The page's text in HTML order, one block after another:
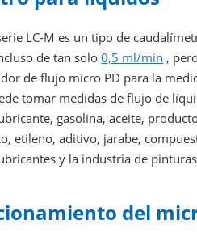
LC-M es un tipo de
de tan solo0,5 ml/min ,
de flujo micro PD para la
tomar medidas de flujo de
gasolina, aceite,
etileno, aditivo, jarabe,
y la industria de
del